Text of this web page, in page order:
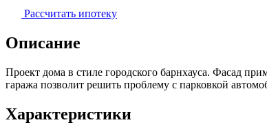
Рассчитать ипотеку
Описание
Проект дома в стиле городского барнхауса. Фасад
гаража позволит решить проблему с парковкой
Характеристики